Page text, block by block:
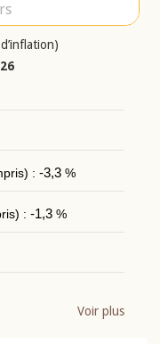
: -3,3%
: -1,3%
Voir plus